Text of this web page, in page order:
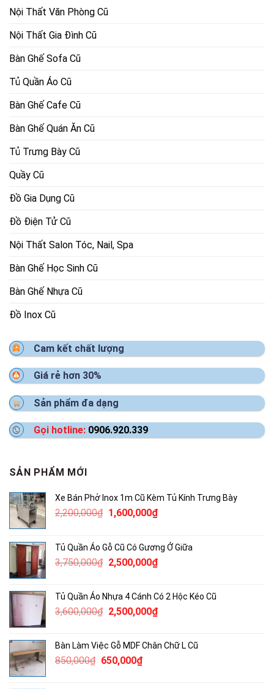
Nội Thất Văn Phòng Cũ
Nội Thất Gia Đình Cũ
Bàn Ghế Sofa Cũ
Tủ Quần Áo Cũ
Bàn Ghế Cafe Cũ
Bàn Ghế Quán Ăn Cũ
Tủ Trưng Bày Cũ
Quầy Cũ
Đồ Gia Dụng Cũ
Đồ Điện Tử Cũ
Nội Thất Salon Tóc, Nail, Spa
Bàn Ghế Học Sinh Cũ
Bàn Ghế Nhựa Cũ
Đồ Inox Cũ
Cam kết chất lượng
Giá rẻ hơn 30%
Sản phẩm đa dạng
Gọi hotline: 0906.920.339
SẢN PHẨM MỚI
Xe Bán Phở Inox 1m Cũ Kèm Tủ Kính Trưng Bày
2,200,000₫ Giá
2,200,000₫.
1,600,000₫Giá
là:
1,600,000₫.
Tủ Quần Áo Gỗ Cũ Có Gương Ở Giữa
3,750,000₫ Giá
3,750,000₫.
2,500,000₫Giá
là:
2,500,000₫.
Tủ Quần Áo Nhựa 4 Cánh Có 2 Hộc Kéo Cũ
3,600,000₫ Giá
3,600,000₫.
2,500,000₫Giá
là:
Bàn Làm Việc Gỗ MDF Chân Chữ L Cũ
850,000₫ Giá
650,000₫Giá